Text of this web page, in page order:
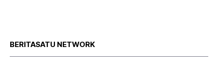
BERITASATU NETWORK